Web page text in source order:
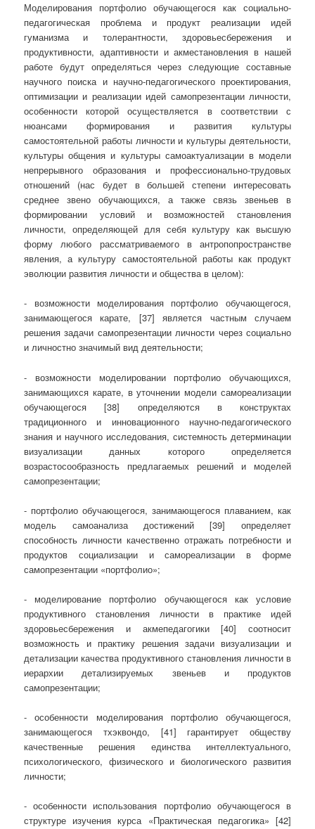
Моделирования портфолио обучающегося как социально-
педагогическая проблема и продукт реализации идей
гуманизма и толерантности, здоровьесбережения и
продуктивности, адаптивности и акместановления в нашей
работе будут определяться через следующие составные
научного поиска и научно-педагогического проектирования,
оптимизации и реализации идей самопрезентации личности,
особенности которой осуществляется в соответствии с
нюансами формирования и развития культуры
самостоятельной работы личности и культуры деятельности,
культуры общения и культуры самоактуализации в модели
непрерывного образования и профессионально-трудовых
отношений (нас будет в большей степени интересовать
среднее звено обучающихся, а также связь звеньев в
формировании условий и возможностей становления
личности, определяющей для себя культуру как высшую
форму любого рассматриваемого в антропопространстве
явления, а культуру самостоятельной работы как продукт
эволюции развития личности и общества в целом):
- возможности моделирования портфолио обучающегося,
занимающегося карате, [37] является частным случаем
решения задачи самопрезентации личности через социально
и личностно значимый вид деятельности;
- возможности моделировании портфолио обучающихся,
занимающихся карате, в уточнении модели самореализации
обучающегося [38] определяются в конструктах
традиционного и инновационного научно-педагогического
знания и научного исследования, системность детерминации
визуализации данных которого определяется
возрастосообразность предлагаемых решений и моделей
самопрезентации;
- портфолио обучающегося, занимающегося плаванием, как
модель самоанализа достижений [39] определяет
способность личности качественно отражать потребности и
продуктов социализации и самореализации в форме
самопрезентации «портфолио»;
- моделирование портфолио обучающегося как условие
продуктивного становления личности в практике идей
здоровьесбережения и акмепедагогики [40] соотносит
возможность и практику решения задачи визуализации и
детализации качества продуктивного становления личности в
иерархии детализируемых звеньев и продуктов
самопрезентации;
- особенности моделирования портфолио обучающегося,
занимающегося тхэквондо, [41] гарантирует обществу
качественные решения единства интеллектуального,
психологического, физического и биологического развития
личности;
- особенности использования портфолио обучающегося в
структуре изучения курса «Практическая педагогика» [42]